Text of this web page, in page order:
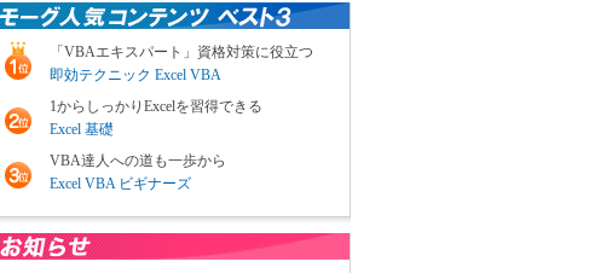
「VBAエキスパート」資格対策に役立つ
即効テクニック Excel VBA
1からしっかりExcelを習得できる
Excel 基礎
VBA達人への道も一歩から
Excel VBA ビギナーズ